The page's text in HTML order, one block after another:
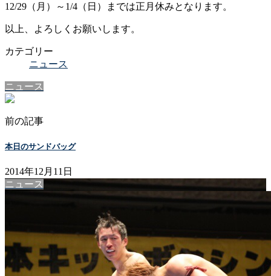
12/29（月）～1/4（日）までは正月休みとなります。
以上、よろしくお願いします。
カテゴリー
ニュース
ニュース
前の記事
本日のサンドバッグ
2014年12月11日
ニュース